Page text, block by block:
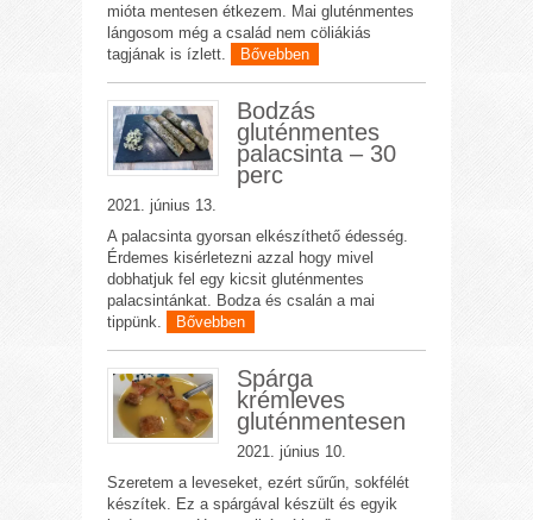
mióta mentesen étkezem. Mai gluténmentes
lángosom még a család nem cöliákiás
tagjának is ízlett.
Bővebben
Bodzás
gluténmentes
palacsinta – 30
perc
2021. június 13.
A palacsinta gyorsan elkészíthető édesség.
Érdemes kisérletezni azzal hogy mivel
dobhatjuk fel egy kicsit gluténmentes
palacsintánkat. Bodza és csalán a mai
tippünk.
Bővebben
Spárga
krémleves
gluténmentesen
2021. június 10.
Szeretem a leveseket, ezért sűrűn, sokfélét
készítek. Ez a spárgával készült és egyik